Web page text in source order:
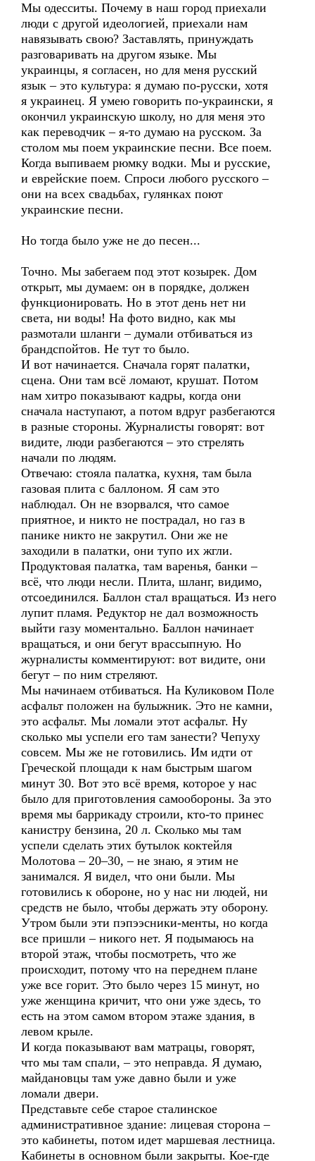
Мы одесситы. Почему в наш город приехали
люди с другой идеологией, приехали нам
навязывать свою? Заставлять, принуждать
разговаривать на другом языке. Мы
украинцы, я согласен, но для меня русский
язык – это культура: я думаю по-русски, хотя
я украинец. Я умею говорить по-украински, я
окончил украинскую школу, но для меня это
как переводчик – я-то думаю на русском. За
столом мы поем украинские песни. Все поем.
Когда выпиваем рюмку водки. Мы и русские,
и еврейские поем. Спроси любого русского –
они на всех свадьбах, гулянках поют
украинские песни.
Но тогда было уже не до песен...
Точно. Мы забегаем под этот козырек. Дом
открыт, мы думаем: он в порядке, должен
функционировать. Но в этот день нет ни
света, ни воды! На фото видно, как мы
размотали шланги – думали отбиваться из
брандспойтов. Не тут то было.
И вот начинается. Сначала горят палатки,
сцена. Они там всё ломают, крушат. Потом
нам хитро показывают кадры, когда они
сначала наступают, а потом вдруг разбегаются
в разные стороны. Журналисты говорят: вот
видите, люди разбегаются – это стрелять
начали по людям.
Отвечаю: стояла палатка, кухня, там была
газовая плита с баллоном. Я сам это
наблюдал. Он не взорвался, что самое
приятное, и никто не пострадал, но газ в
панике никто не закрутил. Они же не
заходили в палатки, они тупо их жгли.
Продуктовая палатка, там варенья, банки –
всё, что люди несли. Плита, шланг, видимо,
отсоединился. Баллон стал вращаться. Из него
лупит пламя. Редуктор не дал возможность
выйти газу моментально. Баллон начинает
вращаться, и они бегут врассыпную. Но
журналисты комментируют: вот видите, они
бегут – по ним стреляют.
Мы начинаем отбиваться. На Куликовом Поле
асфальт положен на булыжник. Это не камни,
это асфальт. Мы ломали этот асфальт. Ну
сколько мы успели его там занести? Чепуху
совсем. Мы же не готовились. Им идти от
Греческой площади к нам быстрым шагом
минут 30. Вот это всё время, которое у нас
было для приготовления самообороны. За это
время мы баррикаду строили, кто-то принес
канистру бензина, 20 л. Сколько мы там
успели сделать этих бутылок коктейля
Молотова – 20–30, – не знаю, я этим не
занимался. Я видел, что они были. Мы
готовились к обороне, но у нас ни людей, ни
средств не было, чтобы держать эту оборону.
Утром были эти пэпээсники-менты, но когда
все пришли – никого нет. Я подымаюсь на
второй этаж, чтобы посмотреть, что же
происходит, потому что на переднем плане
уже все горит. Это было через 15 минут, но
уже женщина кричит, что они уже здесь, то
есть на этом самом втором этаже здания, в
левом крыле.
И когда показывают вам матрацы, говорят,
что мы там спали, – это неправда. Я думаю,
майдановцы там уже давно были и уже
ломали двери.
Представьте себе старое сталинское
административное здание: лицевая сторона –
это кабинеты, потом идет маршевая лестница.
Кабинеты в основном были закрыты. Кое-где